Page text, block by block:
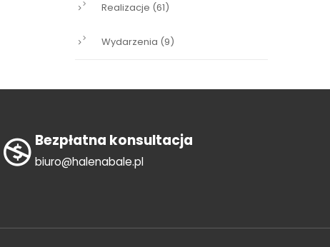
Realizacje (61)
Wydarzenia (9)
Bezpłatna konsultacja
biuro@halenabale.pl